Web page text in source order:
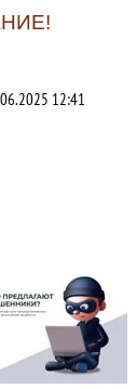
12:41